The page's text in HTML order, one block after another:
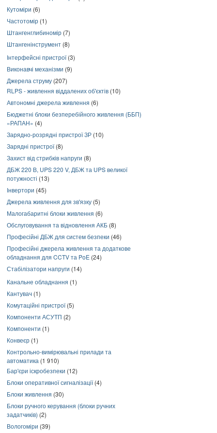
Кутоміри (6)
Частотомір (1)
Штангенглибиномір (7)
Штангенінструмент (8)
Інтерфейсні пристрої(3)
Виконавчі механізми (9)
Джерела струму (207)
RLPS - живлення віддалених об'єктів (10)
Автономні джерела живлення (6)
Бюджетні блоки безперебійного живлення (ББП)
«РАПАН» (4)
Зарядно-розрядні пристрої ЗР (10)
Зарядні пристрої(8)
Захист від стрибків напруги (8)
ДБЖ 220 В, UPS 220 V, ДБЖ та UPS великої
потужності (13)
Інвертори (45)
Джерела живлення для зв'язку (5)
Малогабаритні блоки живлення (6)
Обслуговування та відновлення АКБ (8)
Професійні ДБЖ для систем безпеки (46)
Професійні джерела живлення та додаткове
обладнання для CCTV та PoE (24)
Стабілізатори напруги (14)
Канальне обладнання (1)
Кантувач (1)
Комутаційні пристрої(5)
Компоненти АСУТП (2)
Компоненти (1)
Конвеєр (1)
Контрольно-вимірювальні прилади та
автоматика (1 910)
Бар'єри іскробезпеки (12)
Блоки оперативної сигналізації(4)
Блоки живлення (30)
Блоки ручного керування (блоки ручних
задатчиків) (2)
Вологоміри (39)